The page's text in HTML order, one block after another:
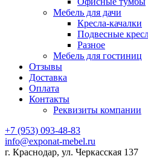
Мебель для дачи
Кресла-качалки
Подвесные
Разное
Мебель для гостиниц
Отзывы
Доставка
Оплата
Контакты
Реквизиты компании
+7 (953) 093-48-83
info@exponat-mebel.ru
г. Краснодар, ул. Черкасская 137